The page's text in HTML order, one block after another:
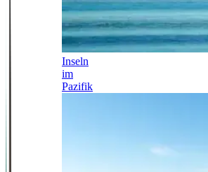
Inseln
im
Pazifik